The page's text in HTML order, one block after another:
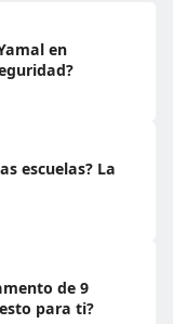
en
escuelas? La
de 9
para ti?